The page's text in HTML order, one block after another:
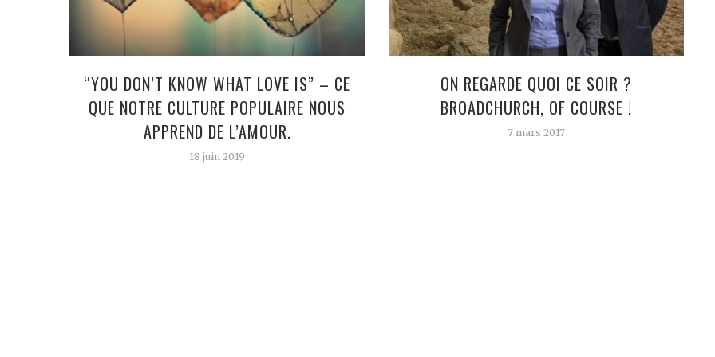
“YOU DON’T KNOW WHAT LOVE IS” – CE
QUE NOTRE CULTURE POPULAIRE NOUS
APPREND DE L’AMOUR.
18 juin 2019
ON REGARDE QUOI CE SOIR ?
BROADCHURCH, OF COURSE !
7 mars 2017